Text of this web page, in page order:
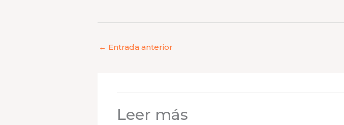
← Entrada anterior
Leer más